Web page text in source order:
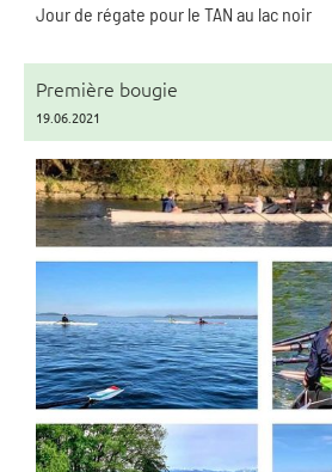
Jour de régate pour le TAN au lac noir
Première bougie
19.06.2021